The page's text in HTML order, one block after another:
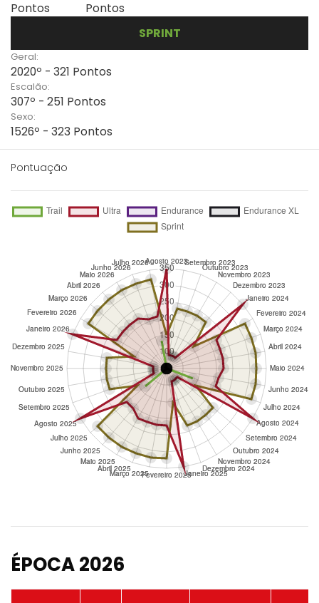
Pontos
Pontos
SPRINT
Geral:
2020º - 321 Pontos
Escalão:
307º - 251 Pontos
Sexo:
1526º - 323 Pontos
Pontuação
ÉPOCA 2026